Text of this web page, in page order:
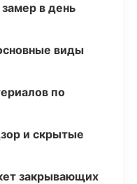
в день
виды
по
и скрытые
закрывающих